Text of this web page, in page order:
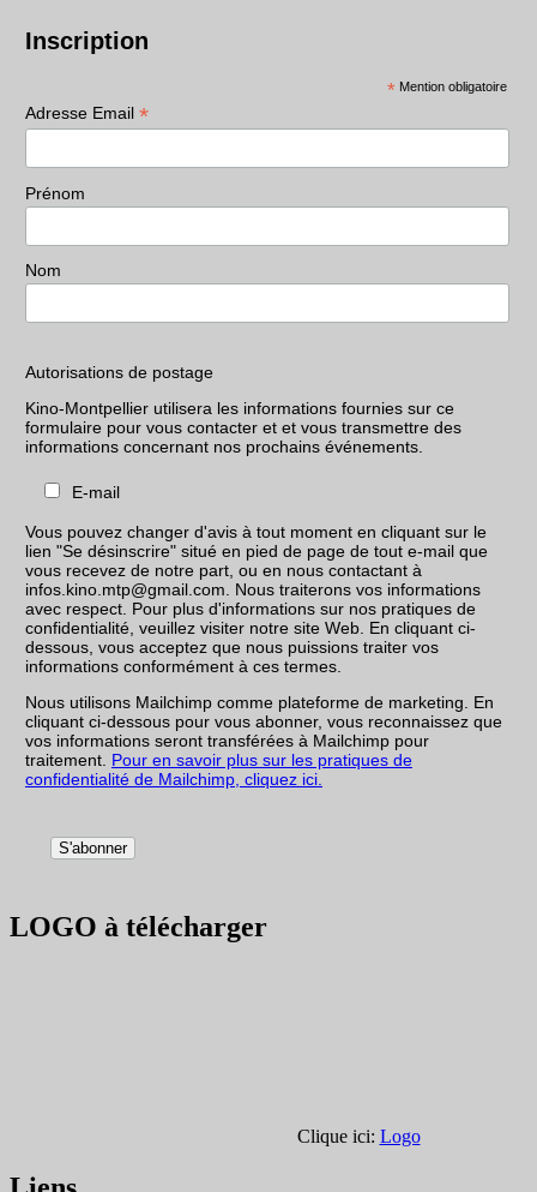
Inscription
* Mention obligatoire
Adresse Email *
Prénom
Nom
Autorisations de postage
Kino-Montpellier utilisera les informations fournies sur ce
formulaire pour vous contacter et et vous transmettre des
informations concernant nos prochains événements.
E-mail
Vous pouvez changer d'avis à tout moment en cliquant sur le
lien "Se désinscrire" situé en pied de page de tout e-mail que
vous recevez de notre part, ou en nous contactant à
infos.kino.mtp@gmail.com. Nous traiterons vos informations
avec respect. Pour plus d'informations sur nos pratiques de
confidentialité, veuillez visiter notre site Web. En cliquant ci-
dessous, vous acceptez que nous puissions traiter vos
informations conformément à ces termes.
Nous utilisons Mailchimp comme plateforme de marketing. En
cliquant ci-dessous pour vous abonner, vous reconnaissez que
vos informations seront transférées à Mailchimp pour
traitement. Pour en savoir plus sur les pratiques de
confidentialité de Mailchimp, cliquez ici.
LOGO à télécharger
Clique ici: Logo